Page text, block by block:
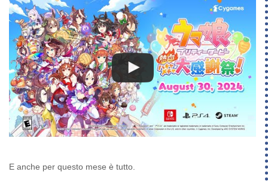
E anche per questo mese è tutto.